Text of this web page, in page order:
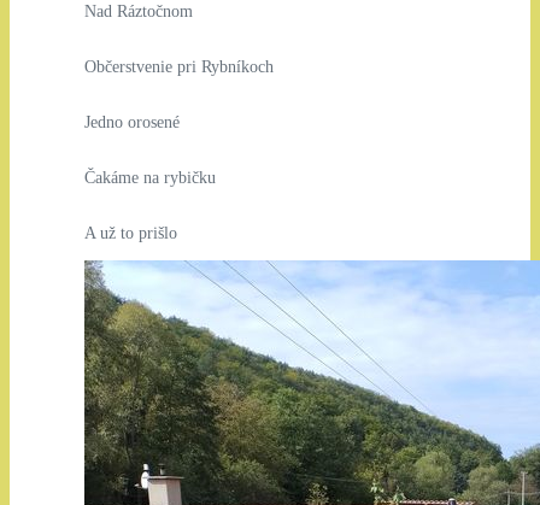
Nad Ráztočnom
Občerstvenie pri Rybníkoch
Jedno orosené
Čakáme na rybičku
A už to prišlo